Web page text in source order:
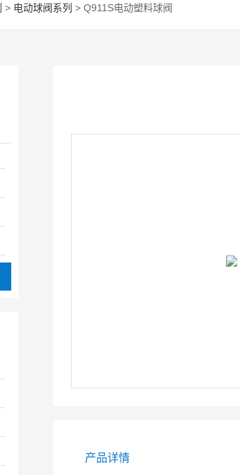
> 电动球阀系列 > Q911S电动塑料球阀
产品详情